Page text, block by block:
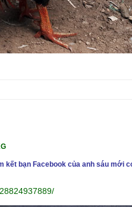
kết bạn Facebook của anh sáu mới